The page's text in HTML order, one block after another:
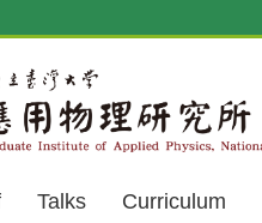
Talks Curriculum